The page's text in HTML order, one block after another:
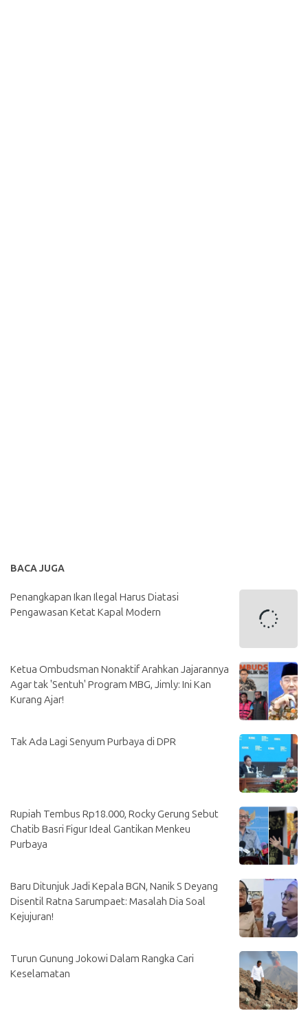
BACA JUGA
Penangkapan Ikan Ilegal Harus Diatasi
Pengawasan Ketat Kapal Modern
Ketua Ombudsman Nonaktif Arahkan Jajarannya
Agar tak 'Sentuh' Program MBG, Jimly: Ini Kan
Kurang Ajar!
Tak Ada Lagi Senyum Purbaya di DPR
Rupiah Tembus Rp18.000, Rocky Gerung Sebut
Chatib Basri Figur Ideal Gantikan Menkeu
Purbaya
Baru Ditunjuk Jadi Kepala BGN, Nanik S Deyang
Disentil Ratna Sarumpaet: Masalah Dia Soal
Kejujuran!
Turun Gunung Jokowi Dalam Rangka Cari
Keselamatan